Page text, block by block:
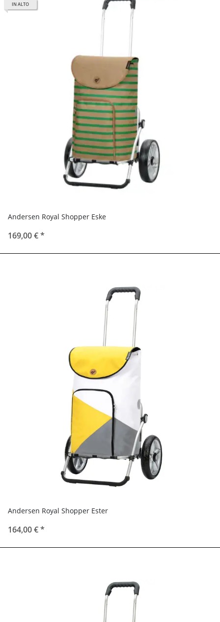
IN ALTO
Andersen Royal Shopper Eske
169,00 €*
Andersen Royal Shopper Ester
164,00 €*